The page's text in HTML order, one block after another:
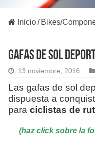
Inicio / Bikes/
GAFAS DE SOL
13 noviembre, 2016
Las gafas de sol
dispuesta a
para ciclistas de
(haz click sobre la